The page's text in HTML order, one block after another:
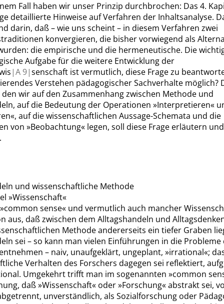
Fall haben wir unser Prinzip durchbrochen: Das 4.
detaillierte Hinweise auf Verfahren der Inhaltsanalyse.
darin, daß – wie uns scheint – in diesem Verfahren zwei
konvergieren, die bisher vorwiegend als
die empirische und die hermeneutische. Die
Aufgabe für die weitere Entwicklung der
|A 9|senschaft ist vermutlich, diese Frage zu
Verstehen pädagogischer Sachverhalte möglich?
wir auf den Zusammenhang zwischen Methode und
auf die Bedeutung der Operationen »Interpretieren«
«, auf die wissenschaftlichen Aussage-Schemata und die
von »Beobachtung« legen, soll diese Frage erläutern und
und wissenschaftliche Methode
»Wissenschaft«
»common sense« und vermutlich auch mancher
aus, daß zwischen dem Alltagshandeln und
Methode andererseits ein tiefer Graben
sei – so kann man vielen Einführungen in die Probleme
– naiv, unaufgeklärt, ungeplant, »irrational«;
Verhalten des Forschers dagegen sei reflektiert,
Umgekehrt trifft man im sogenannten »common
daß»Wissenschaft« oder»Forschung«abstrakt sei,
unverständlich, als Sozialforschung oder